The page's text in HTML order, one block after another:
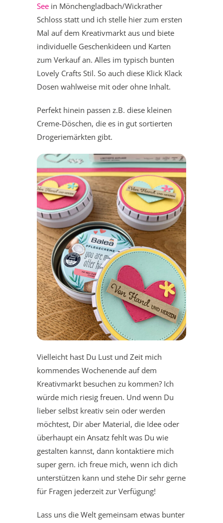
See in Mönchengladbach/Wickrather
Schloss statt und ich stelle hier zum ersten
Mal auf dem Kreativmarkt aus und biete
individuelle Geschenkideen und Karten
zum Verkauf an. Alles im typisch bunten
Lovely Crafts Stil. So auch diese Klick Klack
Dosen wahlweise mit oder ohne Inhalt.
Perfekt hinein passen z.B. diese kleinen
Creme-Döschen, die es in gut sortierten
Drogeriemärkten gibt.
Vielleicht hast Du Lust und Zeit mich
kommendes Wochenende auf dem
Kreativmarkt besuchen zu kommen? Ich
würde mich riesig freuen. Und wenn Du
lieber selbst kreativ sein oder werden
möchtest, Dir aber Material, die Idee oder
überhaupt ein Ansatz fehlt was Du wie
gestalten kannst, dann kontaktiere mich
super gern. ich freue mich, wenn ich dich
unterstützen kann und stehe Dir sehr gerne
für Fragen jederzeit zur Verfügung!
Lass uns die Welt gemeinsam etwas bunter